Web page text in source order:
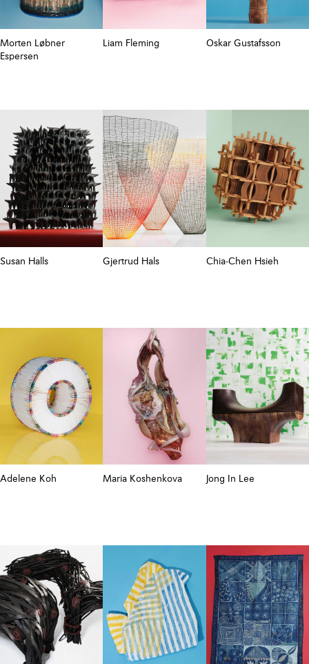
Morten Løbner
Espersen
Liam Fleming Oskar Gustafsson
Susan Halls Gjertrud Hals Chia-Chen Hsieh
Adelene Koh Maria Koshenkova Jong In Lee